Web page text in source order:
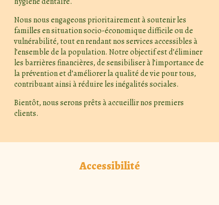
Nous nous engageons prioritairement à soutenir les
familles en situation socio-économique difficile ou de
vulnérabilité, tout en rendant nos services accessibles à
l’ensemble de la population. Notre objectif est d’éliminer
les barrières financières, de sensibiliser à l’importance de
la prévention et d’améliorer la qualité de vie pour tous,
contribuant ainsi à réduire les inégalités sociales.
Bientôt, nous serons prêts à accueillir nos premiers
clients.
Accessibilité